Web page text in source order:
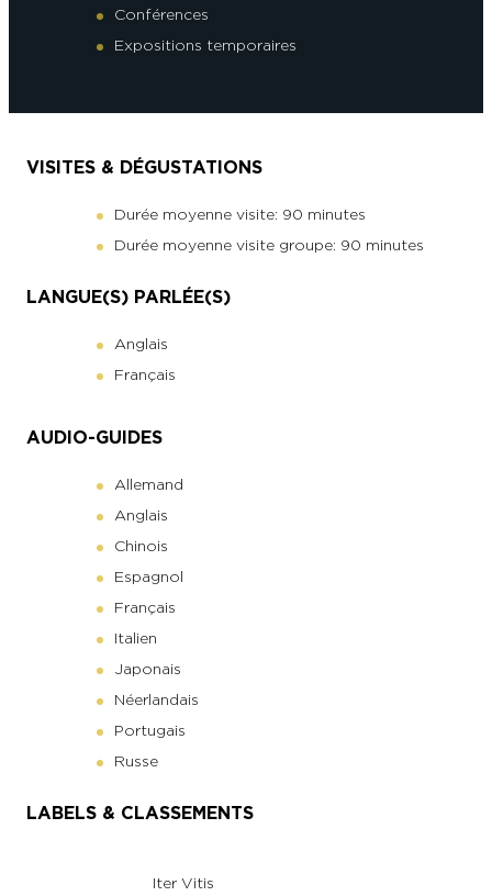
Conférences
Expositions temporaires
VISITES & DÉGUSTATIONS
Durée moyenne visite: 90 minutes
Durée moyenne visite groupe: 90 minutes
LANGUE(S) PARLÉE(S)
Anglais
Français
AUDIO-GUIDES
Allemand
Anglais
Chinois
Espagnol
Français
Italien
Japonais
Néerlandais
Portugais
Russe
LABELS & CLASSEMENTS
Iter Vitis